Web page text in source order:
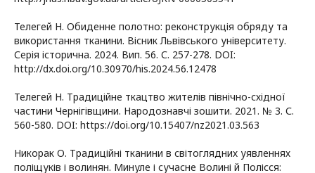
Телегей Н. Обиденне полотно: реконструкція обряду та
використання тканини. Вісник Львівського університету.
Серія історична. 2024. Вип. 56. С. 257-278. DOI:
http://dx.doi.org/10.30970/his.2024.56.12478
Телегей Н. Традиційне ткацтво жителів північно-східної
частини Чернігівщини. Народознавчі зошити. 2021. № 3. С.
560-580. DOI: https://doi.org/10.15407/nz2021.03.563
Никорак О. Традиційні тканини в світоглядних уявленнях
поліщуків і волинян. Минуле і сучасне Волині й Полісся: